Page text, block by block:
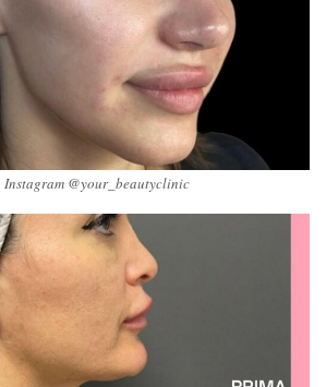
Instagram @your_beautyclinic